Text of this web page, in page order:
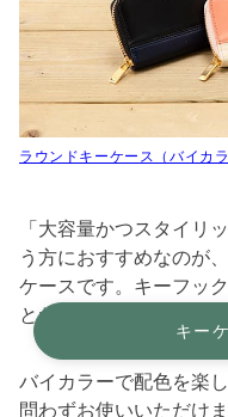
ラウンドキーケース（バイカ
「大容量かつスタイリ
う方におすすめなのが
ケースです。キーフッ
とたっぷり収納できます
バイカラーで配色を楽
問わずお使いいただけ
キー